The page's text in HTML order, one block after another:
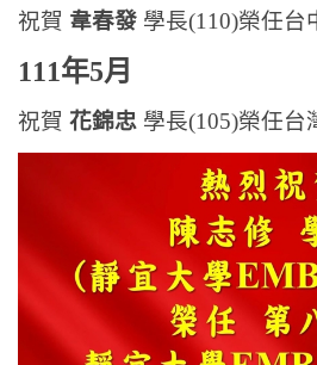
祝賀 韋春發 學長(110)榮任台
111年5月
祝賀 花錦忠 學長(105)榮任台